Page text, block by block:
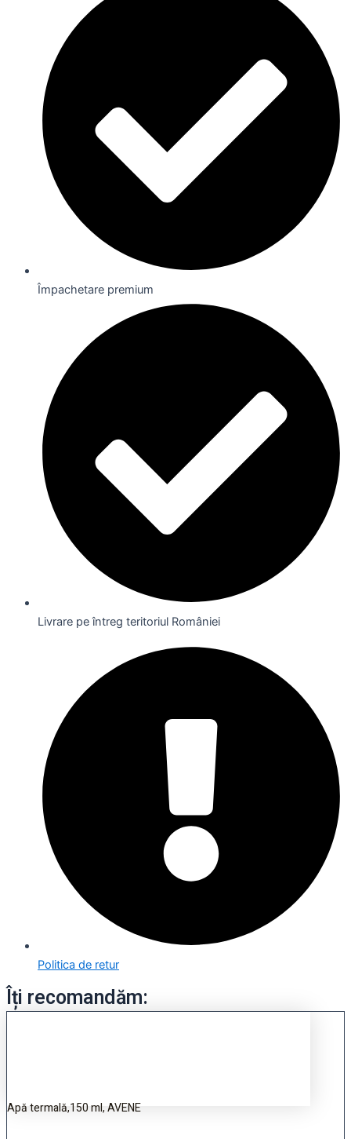
Împachetare premium
Livrare pe întreg teritoriul României
Politica de retur
Îți recomandăm:
Apă termală,150 ml, AVENE